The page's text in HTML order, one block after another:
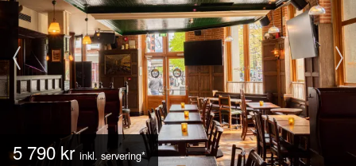
5 790 kr inkl. servering*